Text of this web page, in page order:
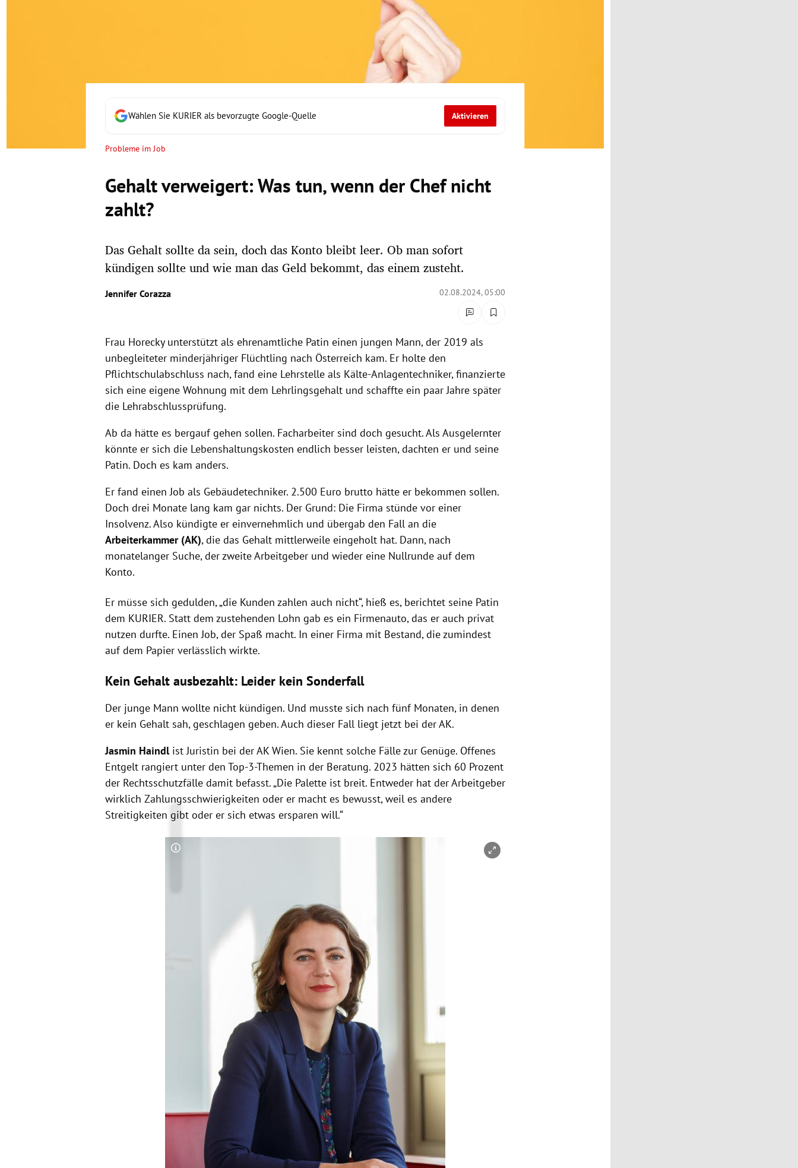
Wählen Sie KURIER als bevorzugte Google-Quelle Aktivieren
Probleme im Job
Gehalt verweigert: Was tun, wenn der Chef nicht
zahlt?
Das Gehalt sollte da sein, doch das Konto bleibt leer. Ob man sofort
kündigen sollte und wie man das Geld bekommt, das einem zusteht.
Jennifer Corazza 02.08.2024, 05:00
Frau Horecky unterstützt als ehrenamtliche Patin einen jungen Mann, der 2019 als
unbegleiteter minderjähriger Flüchtling nach Österreich kam. Er holte den
Pflichtschulabschluss nach, fand eine Lehrstelle als Kälte-Anlagentechniker, finanzierte
sich eine eigene Wohnung mit dem Lehrlingsgehalt und schaffte ein paar Jahre später
die Lehrabschlussprüfung.
Ab da hätte es bergauf gehen sollen. Facharbeiter sind doch gesucht. Als Ausgelernter
könnte er sich die Lebenshaltungskosten endlich besser leisten, dachten er und seine
Patin. Doch es kam anders.
Er fand einen Job als Gebäudetechniker. 2.500 Euro brutto hätte er bekommen sollen.
Doch drei Monate lang kam gar nichts. Der Grund: Die Firma stünde vor einer
Insolvenz. Also kündigte er einvernehmlich und übergab den Fall an die
Arbeiterkammer (AK), die das Gehalt mittlerweile eingeholt hat. Dann, nach
monatelanger Suche, der zweite Arbeitgeber und wieder eine Nullrunde auf dem
Konto.
Er müsse sich gedulden, „die Kunden zahlen auch nicht“, hieß es, berichtet seine Patin
dem KURIER. Statt dem zustehenden Lohn gab es ein Firmenauto, das er auch privat
nutzen durfte. Einen Job, der Spaß macht. In einer Firma mit Bestand, die zumindest
auf dem Papier verlässlich wirkte.
Kein Gehalt ausbezahlt: Leider kein Sonderfall
Der junge Mann wollte nicht kündigen. Und musste sich nach fünf Monaten, in denen
er kein Gehalt sah, geschlagen geben. Auch dieser Fall liegt jetzt bei der AK.
Jasmin Haindlist Juristin bei der AK Wien. Sie kennt solche Fälle zur Genüge. Offenes
Entgelt rangiert unter den Top-3-Themen in der Beratung. 2023 hätten sich 60 Prozent
der Rechtsschutzfälle damit befasst. „Die Palette ist breit. Entweder hat der Arbeitgeber
wirklich Zahlungsschwierigkeiten oder er macht es bewusst, weil es andere
Streitigkeiten gibt oder er sich etwas ersparen will.“
Copyright-Hinweis öffnen/schließen